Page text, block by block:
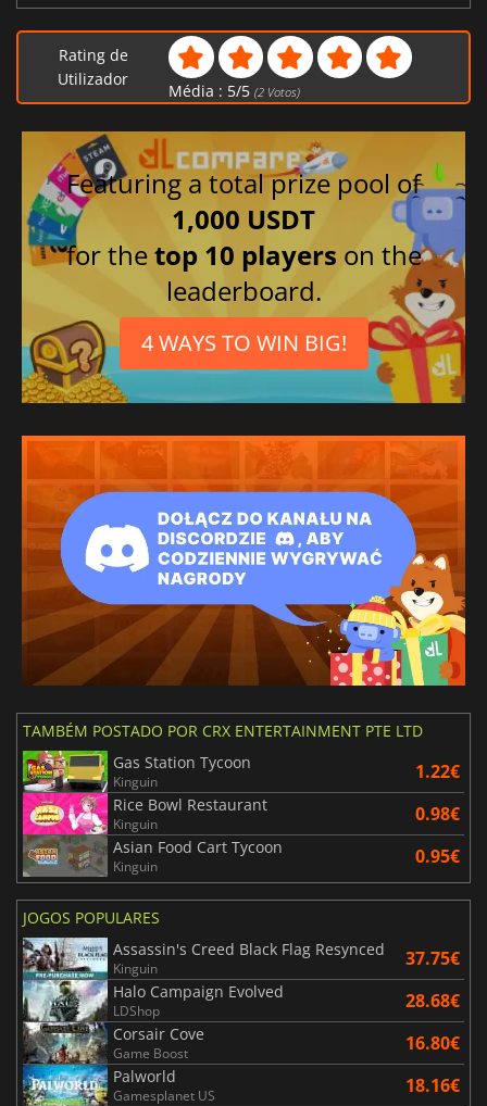
Rating de
Utilizador
Média : 5/5 (2Votos)
Featuring a total prize pool of
1,000 USDT
for thetop 10 players on the
leaderboard.
4 WAYS TO WIN BIG!
TAMBÉM POSTADO POR CRX ENTERTAINMENT PTE LTD
Gas Station Tycoon
Kinguin 1.22€
Rice Bowl Restaurant
Kinguin 0.98€
Asian Food Cart Tycoon
Kinguin 0.95€
JOGOS POPULARES
Assassin's Creed Black Flag Resynced
Kinguin 37.75€
Halo Campaign Evolved
LDShop 28.68€
Corsair Cove
Game Boost 16.80€
Palworld
Gamesplanet US 18.16€